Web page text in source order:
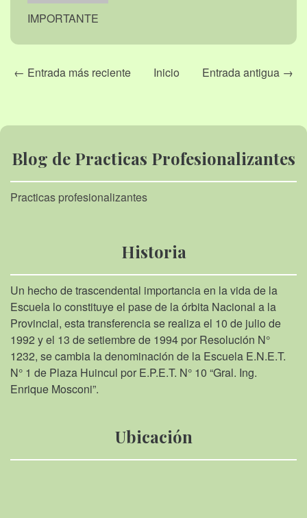
IMPORTANTE
← Entrada más reciente Entrada antigua →
Inicio
Blog de Practicas Profesionalizantes
Practicas profesionalizantes
Historia
Un hecho de trascendental importancia en la vida de la
Escuela lo constituye el pase de la órbita Nacional a la
Provincial, esta transferencia se realiza el 10 de julio de
1992 y el 13 de setiembre de 1994 por Resolución N°
1232, se cambia la denominación de la Escuela E.N.E.T.
N° 1 de Plaza Huincul por E.P.E.T. N° 10 “Gral. Ing.
Enrique Mosconi”.
Ubicación